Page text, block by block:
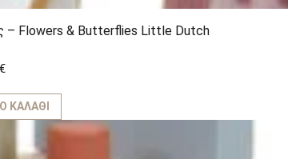
– Flowers & Butterflies Little Dutch
€
ΚΑΛΆΘΙ